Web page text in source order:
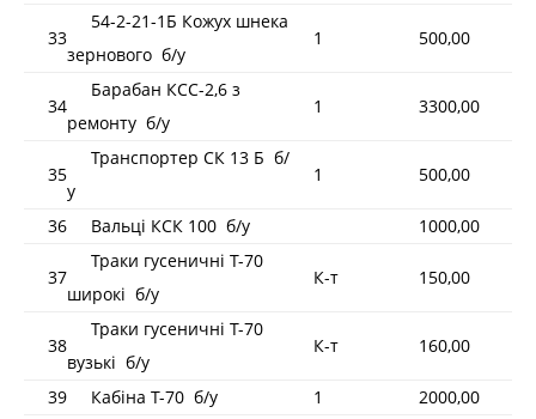
33
54-2-21-1Б Кожух шнека
зернового б/у
1 500,00
34
Барабан КСС-2,6 з
ремонту б/у
1 3300,00
35
Транспортер СК 13 Б б/
у
1 500,00
36 Вальці КСК 100 б/у 1000,00
37
Траки гусеничні Т-70
широкі б/у
К-т 150,00
38
Траки гусеничні Т-70
вузькі б/у
К-т 160,00
39 Кабіна Т-70 б/у 1 2000,00